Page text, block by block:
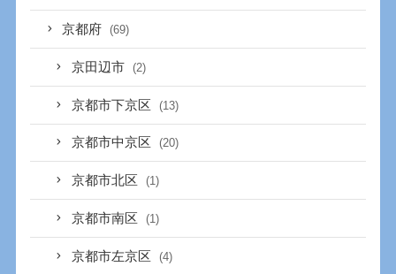
京都府 (69)
京田辺市 (2)
京都市下京区 (13)
京都市中京区 (20)
京都市北区 (1)
京都市南区 (1)
京都市左京区 (4)